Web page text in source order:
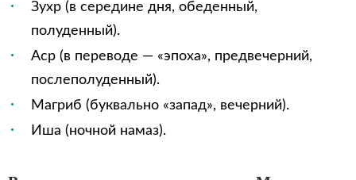
Зухр (в середине дня, обеденный,
полуденный).
Аср (в переводе — «эпоха», предвечерний,
послеполуденный).
Магриб (буквально «запад», вечерний).
Иша (ночной намаз).